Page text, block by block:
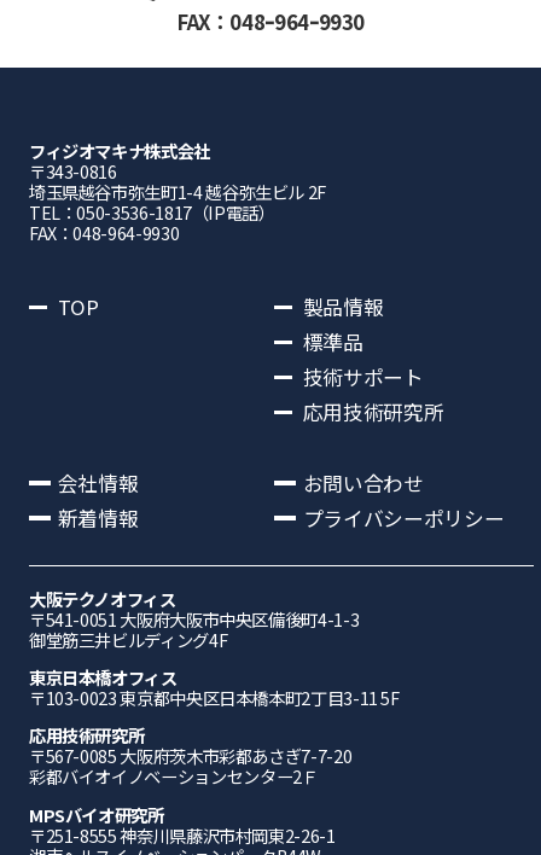
FAX：048ｰ964ｰ9930
フィジオマキナ株式会社
〒343-0816
埼⽟県越⾕市弥⽣町1-4 越⾕弥⽣ビル 2F
TEL：050-3536-1817（IP電話）
FAX：048-964-9930
TOP
製品情報
標準品
技術サポート
応用技術研究所
会社情報
新着情報
お問い合わせ
プライバシーポリシー
大阪テクノオフィス
〒541-0051 ⼤阪府⼤阪市中央区備後町4-1-3
御堂筋三井ビルディング4F
東京日本橋オフィス
〒103-0023 東京都中央区日本橋本町2丁目3-11 5F
応⽤技術研究所
〒567-0085 ⼤阪府茨⽊市彩都あさぎ7-7-20
彩都バイオイノベーションセンター2Ｆ
MPSバイオ研究所
〒251-8555 神奈川県藤沢市村岡東2-26-1